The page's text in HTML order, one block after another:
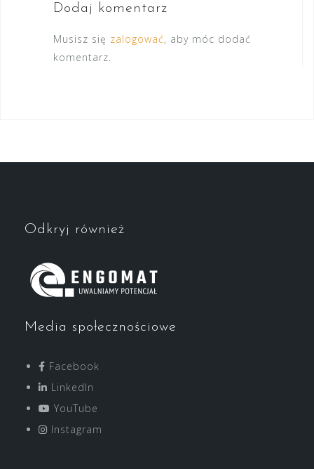
Dodaj komentarz
Musisz się zalogować, aby móc dodać
komentarz.
Odkryj również
Media społecznościowe
Facebook
LinkedIn
YouTube
Instagram